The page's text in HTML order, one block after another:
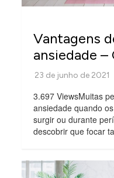
Vantagens
ansiedade –
3.697 ViewsMuitas
ansiedade quando
surgir ou durante
descobrir que focar